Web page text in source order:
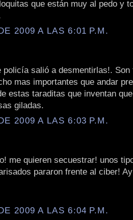
que están muy al pedo y
2009 A LAS 6:01 P.M.
policía salió a desmentirlas!.
mas importantes que andar
estas taraditas que inventan
giladas.
2009 A LAS 6:03 P.M.
me quieren secuestrar! unos
pararon frente al ciber!
2009 A LAS 6:04 P.M.